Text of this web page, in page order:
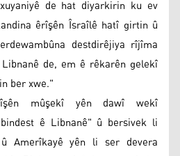
de hat diyarkirin ku ev
êrîşên Îsraîlê hatî girtin û
destdirêjiya rîjîma
de, em ê rêkarên gelekî
ber xwe."
mûşekî yên dawî wekî
ê Libnanê" û bersivek li
Amerîkayê yên li ser devera